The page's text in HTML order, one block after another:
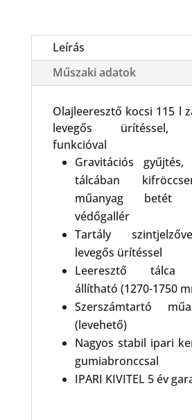
Leírás
Műszaki adatok
Olajleeresztő kocsi 115 l
levegős ürítéssel,
funkcióval
Gravitációs
tálcában
műanyag betét
védőgallér
Tartály
levegős ürítéssel
Leeresztő tálca
állítható (1270-1750
Szerszámtartó
(levehető)
Nagyos stabil ipari
gumiabronccsal
IPARI KIVITEL 5 év